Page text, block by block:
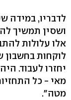
לדבריו, במידה
ושסין תמשיך
אלו עלולות
לוקחות
יחזרו לעבוד.
מאי - כל
מטה".